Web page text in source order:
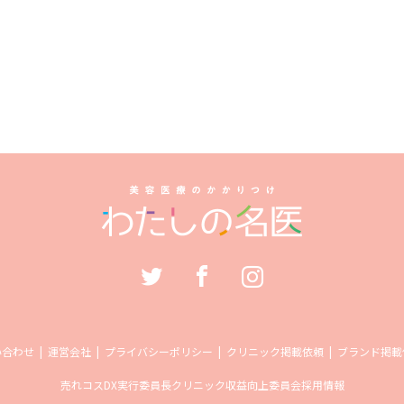
わせ 運営会社 プライバシーポリシー クリニック掲載依頼 ブランド掲
売れコスDX実行委員長クリニック収益向上委員会採用情報